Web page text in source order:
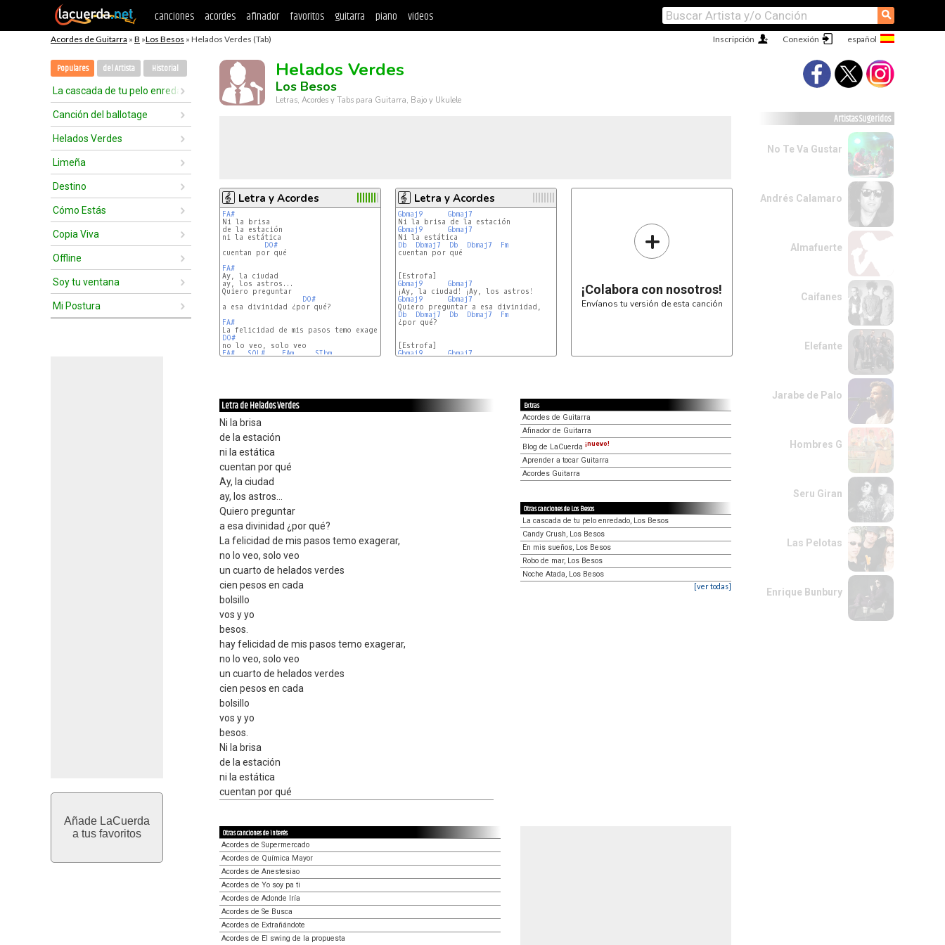
canciones acordes afinador favoritos guitarra piano videos ⚲
Acordes de Guitarra » B »Los Besos » Helados Verdes (Tab) Conexión
Inscripción
Populares del Artista Historial
La cascada de tu pelo enredado
Canción del ballotage
Helados Verdes
Limeña
Destino
Cómo Estás
Copia Viva
Offline
Soy tu ventana
Mi Postura
Añade LaCuerda
a tus favoritos
Helados Verdes
Los Besos
Letras, Acordes y Tabs para Guitarra, Bajo y Ukulele
Letra y Acordes
FA#
de la estación
ni la estática
DO#
cuentan por qué
FA#
ay, los astros...
Quiero preguntar
DO#
a esa divinidad ¿por qué?
FA#
DO#
FA#
SOL# FAm
SIbm
Letra y Acordes
Gbmaj9
Gbmaj7
Gbmaj9
Gbmaj7
Db
Dbmaj7 Db Dbmaj7
Fm
cuentan por qué
Gbmaj9
Gbmaj7
Gbmaj9
Gbmaj7
Db
Dbmaj7 Db Dbmaj7
Fm
¿por qué?
Gbmaj9
Gbmaj7
+
¡Colabora con nosotros!
Envíanos tu versión de esta canción
Letra de Helados Verdes
Ni la brisa
de la estación
ni la estática
cuentan por qué
Ay, la ciudad
ay, los astros...
Quiero preguntar
a esa divinidad ¿por qué?
La felicidad de mis pasos temo exagerar,
no lo veo, solo veo
un cuarto de helados verdes
cien pesos en cada
bolsillo
vos y yo
besos.
hay felicidad de mis pasos temo exagerar,
no lo veo, solo veo
un cuarto de helados verdes
cien pesos en cada
bolsillo
vos y yo
besos.
Ni la brisa
de la estación
ni la estática
cuentan por qué
Extras
Acordes de Guitarra
Afinador de Guitarra
Blog de LaCuerda ¡nuevo!
Aprender a tocar Guitarra
Acordes Guitarra
Otras canciones de Los Besos
La cascada de tu pelo enredado, Los Besos
Candy Crush, Los Besos
En mis sueños, Los Besos
Robo de mar, Los Besos
Noche Atada, Los Besos
[ver todas]
Otras canciones de interés
Acordes de Supermercado
Acordes de Química Mayor
Acordes de Anestesiao
Acordes de Yo soy pa ti
Acordes de Adonde Iría
Acordes de Se Busca
Acordes de Extrañándote
Acordes de El swing de la propuesta
Artistas Sugeridos
No Te Va Gustar
Andrés Calamaro
Almafuerte
Caifanes
Elefante
Jarabe de Palo
Hombres G
Seru Giran
Las Pelotas
Enrique Bunbury